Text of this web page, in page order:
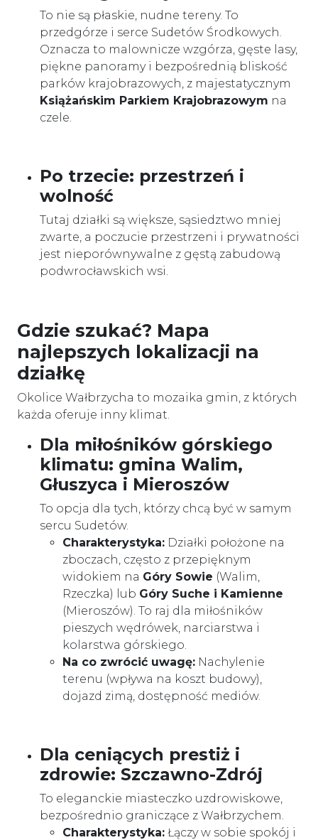
To nie są płaskie, nudne tereny. To
przedgórze i serce Sudetów Środkowych.
Oznacza to malownicze wzgórza, gęste lasy,
piękne panoramy i bezpośrednią bliskość
parków krajobrazowych, z majestatycznym
Książańskim Parkiem Krajobrazowym na
czele.
Po trzecie: przestrzeń i
wolność
Tutaj działki są większe, sąsiedztwo mniej
zwarte, a poczucie przestrzeni i prywatności
jest nieporównywalne z gęstą zabudową
podwrocławskich wsi.
Gdzie szukać? Mapa
najlepszych lokalizacji na
działkę
Okolice Wałbrzycha to mozaika gmin, z których
każda oferuje inny klimat.
Dla miłośników górskiego
klimatu: gmina Walim,
Głuszyca i Mieroszów
To opcja dla tych, którzy chcą być w samym
sercu Sudetów.
Charakterystyka: Działki położone na
zboczach, często z przepięknym
widokiem na Góry Sowie (Walim,
Rzeczka) lub Góry Suche i Kamienne
(Mieroszów). To raj dla miłośników
pieszych wędrówek, narciarstwa i
kolarstwa górskiego.
Na co zwrócić uwagę: Nachylenie
terenu (wpływa na koszt budowy),
dojazd zimą, dostępność mediów.
Dla ceniących prestiż i
zdrowie: Szczawno-Zdrój
To eleganckie miasteczko uzdrowiskowe,
bezpośrednio graniczące z Wałbrzychem.
Charakterystyka: Łączy w sobie spokój i